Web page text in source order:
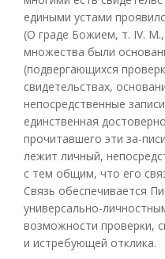
едиными устами
(О граде Божием, т. IV.
множества были
(подвергающихся
свидетельствах,
непосредственные
единственная
прочитавшего эти за-
лежит личный,
с тем общим, что его
Связь обеспечивается
универсально-
возможности проверки,
и истребующей отклика.